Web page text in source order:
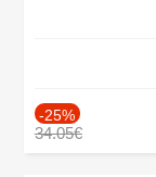
-25%
34.05€